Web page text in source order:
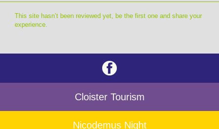
This site hasn’t been reviewed yet, be the first one and share your
experience.
Cloister Tourism
Nicodemus Night